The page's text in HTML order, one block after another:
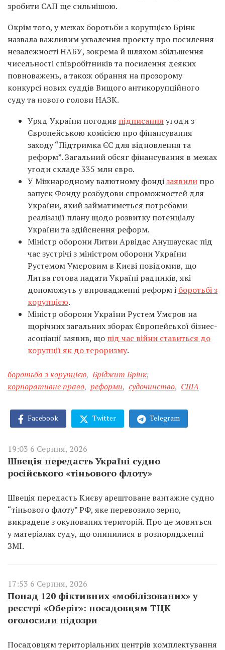
зробити САП ще сильнішою.
Окрім того, у межах боротьби з корупцією Брінк
назвала важливим ухвалення проєкту про посилення
незалежності НАБУ, зокрема й шляхом збільшення
чисельності співробітників та посилення деяких
повноважень, а також обрання на прозорому
конкурсі нових суддів Вищого антикорупційного
суду та нового голови НАЗК.
Уряд України погодив підписання угоди з
Європейською комісією про фінансування
заходу “Підтримка ЄС для відновлення та
реформ”. Загальний обсяг фінансування в межах
угоди складе 335 млн євро.
У Міжнародному валютному фондізаявили про
запуск Фонду розбудови спроможностей для
України, який займатиметься потребами
реалізації плану щодо розвитку потенціалу
України та здійснення реформ.
Міністр оборони Литви Арвідас Анушаускас під
час зустрічі з міністром оборони України
Рустемом Умєровим в Києві повідомив, що
Литва готова надати Україні радників, які
допоможуть у впровадженні реформ і боротьбі з
корупцією.
Міністр оборони України Рустем Умєров на
щорічних загальних зборах Європейської бізнес-
асоціації заявив, що під час війни ставиться до
корупції як до тероризму.
боротьба з корупцією, Бріджит Брінк,
корпоративне право, реформи, судочинство, США
Facebook Twitter Telegram
19:03 6 Серпня, 2026
Швеція передасть Україні судно
російського «тіньового флоту»
Швеція передасть Києву арештоване вантажне судно
“тіньового флоту” РФ, яке перевозило зерно,
викрадене з окупованих територій. Про це мовиться
у матеріалах суду, що опинилися в розпорядженні
ЗМІ.
17:53 6 Серпня, 2026
Понад 120 фіктивних «мобілізованих» у
реєстрі «Оберіг»: посадовцям ТЦК
оголосили підозри
Посадовцям територіальних центрів комплектування